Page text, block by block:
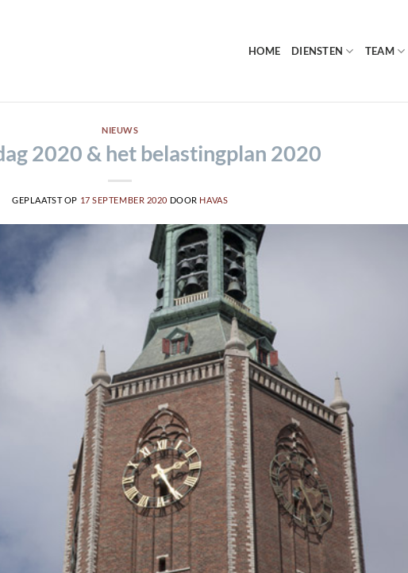
HOME DIENSTEN TEAM
NIEUWS
2020 & het belastingplan 2020
GEPLAATST OP 17 SEPTEMBER 2020 DOOR HAVAS